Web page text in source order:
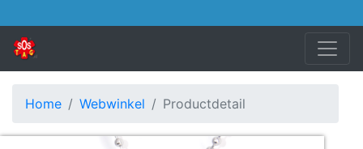
Home Webwinkel Productdetail